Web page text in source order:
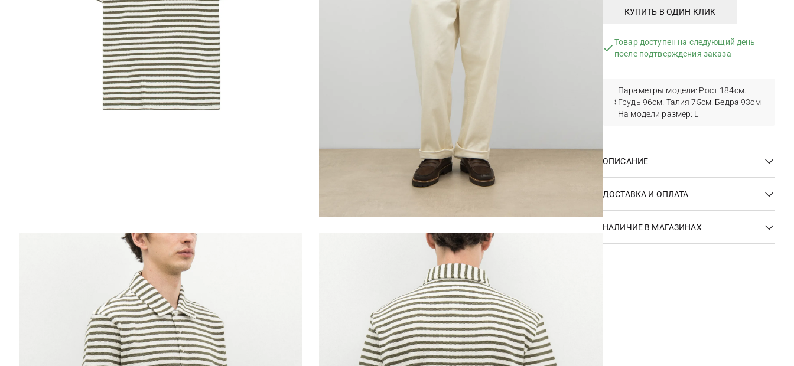
КУПИТЬ В ОДИН КЛИК
Товар доступен на следующий день
после подтверждения заказа
Параметры модели: Рост 184см.
Грудь 96см. Талия 75см. Бедра 93см
На модели размер: L
ОПИСАНИЕ
ДОСТАВКА И ОПЛАТА
НАЛИЧИЕ В МАГАЗИНАХ